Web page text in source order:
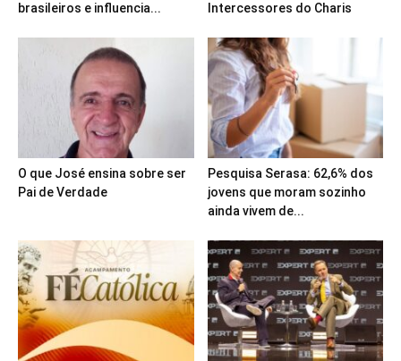
brasileiros e influencia...
Intercessores do Charis
O que José ensina sobre ser
Pai de Verdade
Pesquisa Serasa: 62,6% dos
jovens que moram sozinho
ainda vivem de...